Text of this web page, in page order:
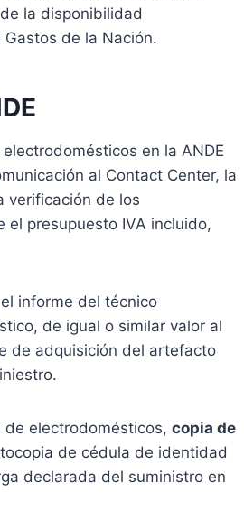
la disponibilidad
de la Nación.
en la ANDE
al Contact Center, la
verificación de los
el presupuesto IVA incluido,
informe del técnico
de igual o similar valor al
de adquisición del artefacto
electrodomésticos, copia de
de cédula de identidad
declarada del suministro en